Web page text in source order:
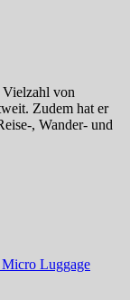
Vielzahl von
Zudem hat er
, Wander- und
Luggage